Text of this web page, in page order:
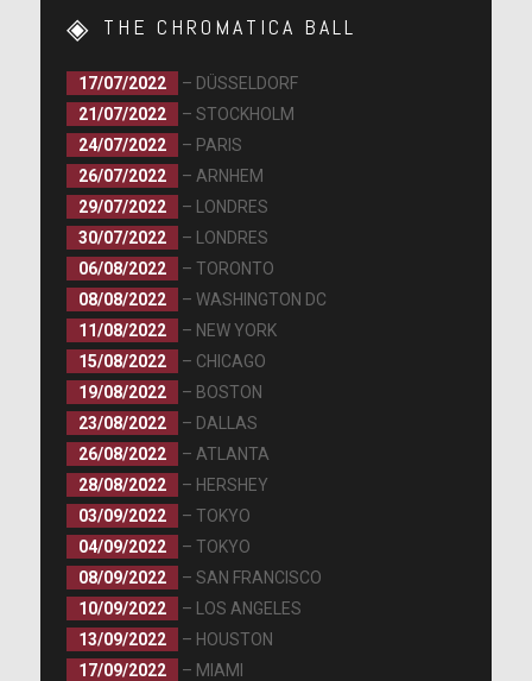
THE CHROMATICA BALL
17/07/2022
– DÜSSELDORF
21/07/2022
– STOCKHOLM
24/07/2022
– PARIS
26/07/2022
– ARNHEM
29/07/2022
– LONDRES
30/07/2022
– LONDRES
06/08/2022
– TORONTO
08/08/2022
– WASHINGTON DC
11/08/2022
– NEW YORK
15/08/2022
– CHICAGO
19/08/2022
– BOSTON
23/08/2022
– DALLAS
26/08/2022
– ATLANTA
28/08/2022
– HERSHEY
03/09/2022
– TOKYO
04/09/2022
– TOKYO
08/09/2022
– SAN FRANCISCO
10/09/2022
– LOS ANGELES
13/09/2022
– HOUSTON
17/09/2022
– MIAMI